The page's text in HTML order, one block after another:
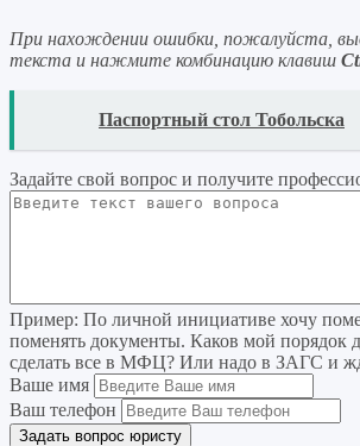
При нахождении ошибки, пожалуйста,
текста и нажмите комбинацию клавиш
Паспортный стол Тобольска
Задайте свой вопрос и получите
Пример: По личной инициативе хочу
поменять документы. Каков мой порядок
сделать все в МФЦ? Или надо в ЗАГС и
Ваше имя
Ваш телефон